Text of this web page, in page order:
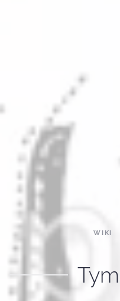
WIKI